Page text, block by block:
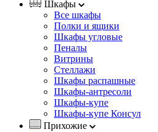
Шкафы
Все шкафы
Полки и ящики
Шкафы угловые
Пеналы
Витрины
Стеллажи
Шкафы распашные
Шкафы-антресоли
Шкафы-купе
Шкафы-купе Консул
Прихожие